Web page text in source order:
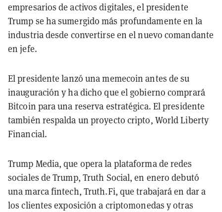
empresarios de activos digitales, el presidente
Trump se ha sumergido más profundamente en la
industria desde convertirse en el nuevo comandante
en jefe.
El presidente lanzó una memecoin antes de su
inauguración y ha dicho que el gobierno comprará
Bitcoin para una reserva estratégica. El presidente
también respalda un proyecto cripto, World Liberty
Financial.
Trump Media, que opera la plataforma de redes
sociales de Trump, Truth Social, en enero debutó
una marca fintech, Truth.Fi, que trabajará en dar a
los clientes exposición a criptomonedas y otras